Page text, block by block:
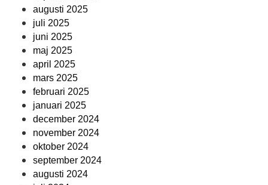
augusti 2025
juli 2025
juni 2025
maj 2025
april 2025
mars 2025
februari 2025
januari 2025
december 2024
november 2024
oktober 2024
september 2024
augusti 2024